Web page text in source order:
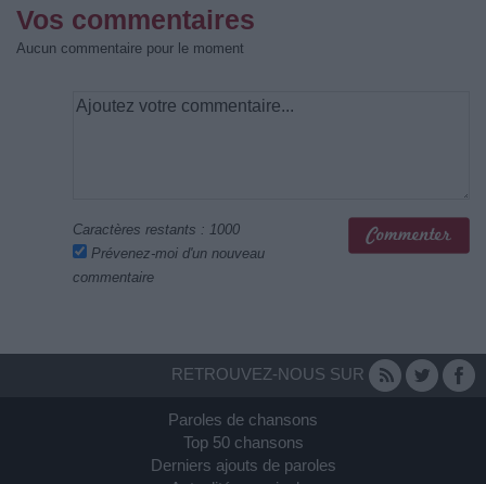
Vos commentaires
Aucun commentaire pour le moment
Caractères restants : 1000
Prévenez-moi d'un nouveau
commentaire
RETROUVEZ-NOUS SUR
Paroles de chansons
Top 50 chansons
Derniers ajouts de paroles